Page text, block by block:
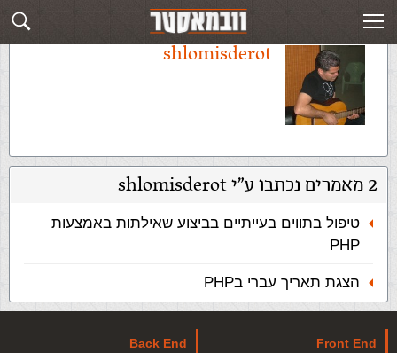
shlomisderot
2 מאמרים נכתבו ע"י shlomisderot
טיפול בתווים בעייתיים בביצוע שאילתות באמצעות
PHP
הצגת תאריך עברי בPHP
Front End
Back End